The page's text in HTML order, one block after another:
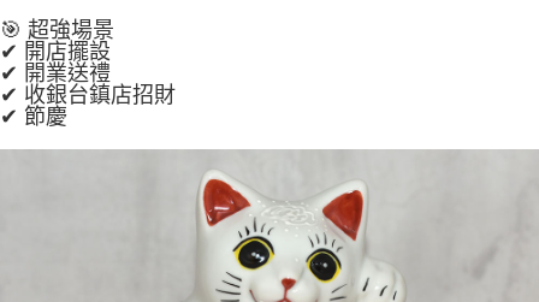
🎯 超強場景
✔ 開店擺設
✔ 開業送禮
✔ 收銀台鎮店招財
✔ 節慶